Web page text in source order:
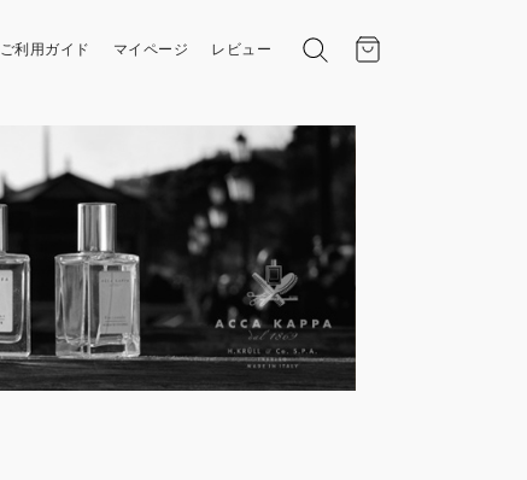
ご利用ガイド マイページ レビュー